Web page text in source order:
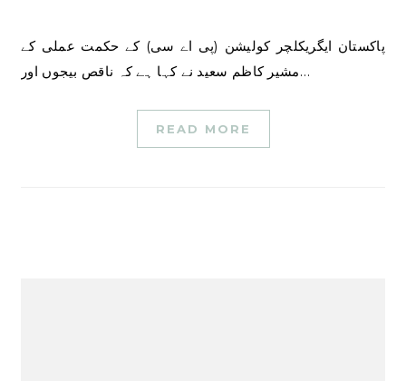
پاکستان ایگریکلچر کولیشن (پی اے سی) کے حکمت عملی کے
مشیر کاظم سعید نے کہا ہے کہ ناقص بیجوں اور…
READ MORE